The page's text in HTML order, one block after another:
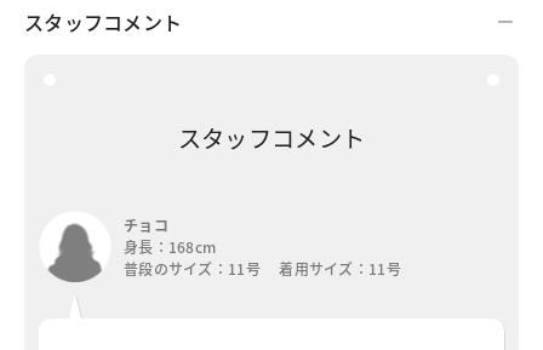
スタッフコメント
スタッフコメント
チョコ
身長：168cm
普段のサイズ：11号 着用サイズ：11号